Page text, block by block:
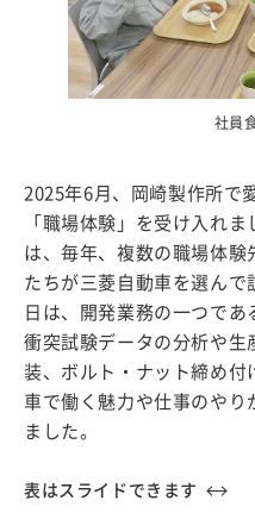
社員
2025年6月、岡崎製作所で
「職場体験」を受け入れ
は、毎年、複数の職場体
たちが三菱自動車を選んで
日は、開発業務の一つで
衝突試験データの分析や生
装、ボルト・ナット締め付
車で働く魅力や仕事のやり
ました。